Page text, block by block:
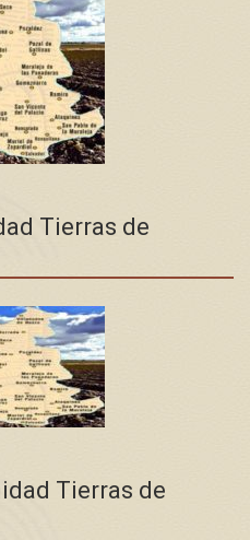
Tierras de
Tierras de